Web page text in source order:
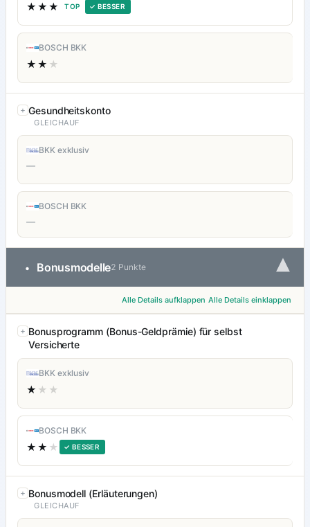
★★★ TOP ✓ BESSER
BOSCH BKK
★★ ★
Gesundheitskonto
GLEICHAUF
BKK exklusiv
—
BOSCH BKK
—
• Bonusmodelle2 Punkte ▾
Alle Details aufklappen Alle Details einklappen
Bonusprogramm (Bonus-Geldprämie) für selbst
Versicherte
BKK exklusiv
★ ★★
BOSCH BKK
★★ ★ ✓ BESSER
Bonusmodell (Erläuterungen)
GLEICHAUF